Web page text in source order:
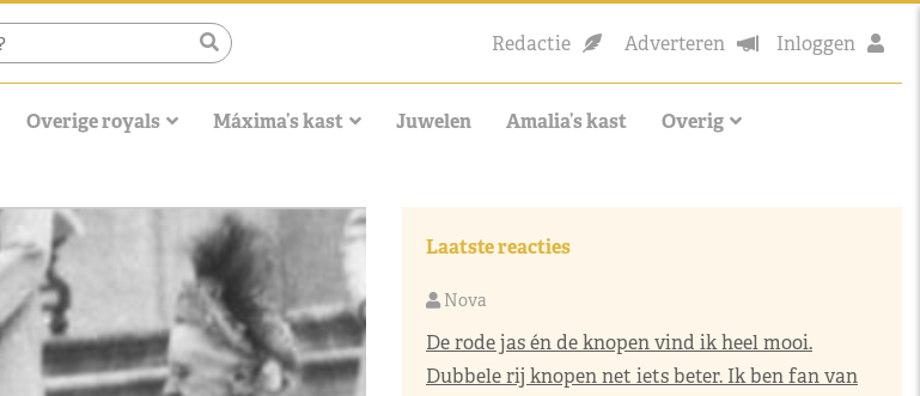
Redactie Adverteren Inloggen
Overige royals Máxima’s kast Juwelen Amalia’s kast Overig
Laatste reacties
Nova
De rode jas én de knopen vind ik heel mooi.
Dubbele rij knopen net iets beter. Ik ben fan van